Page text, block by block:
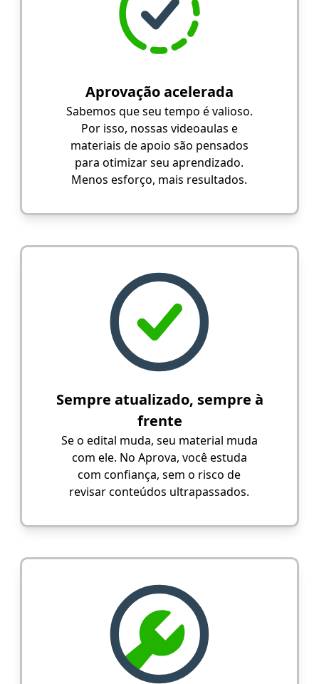
Aprovação acelerada
Sabemos que seu tempo é valioso.
Por isso, nossas videoaulas e
materiais de apoio são pensados
para otimizar seu aprendizado.
Menos esforço, mais resultados.
Sempre atualizado, sempre à
frente
Se o edital muda, seu material muda
com ele. No Aprova, você estuda
com confiança, sem o risco de
revisar conteúdos ultrapassados.